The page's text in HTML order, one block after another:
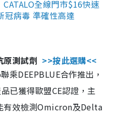
全線門市$16快速
冠病毒 準確性高達
測試劑 >>按此選購<<
乘DEEPBLUE合作推出，
已獲得歐盟CE認證，主
有效檢測Omicron及Delta